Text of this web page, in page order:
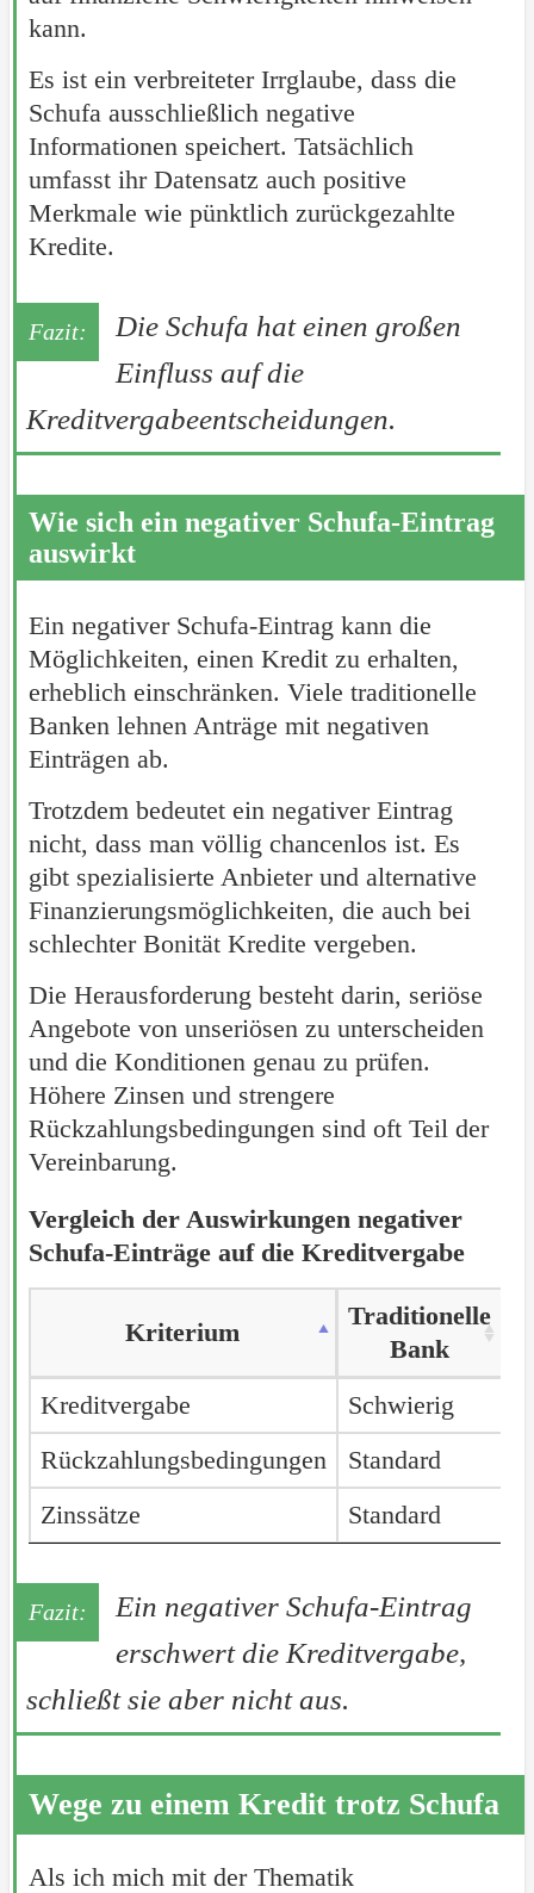
kann.
Es ist ein verbreiteter Irrglaube, dass die
Schufa ausschließlich negative
Informationen speichert. Tatsächlich
umfasst ihr Datensatz auch positive
Merkmale wie pünktlich zurückgezahlte
Kredite.
Die Schufa hat einen großen
Einfluss auf die
Kreditvergabeentscheidungen.
Wie sich ein negativer Schufa-Eintrag
auswirkt
Ein negativer Schufa-Eintrag kann die
Möglichkeiten, einen Kredit zu erhalten,
erheblich einschränken. Viele traditionelle
Banken lehnen Anträge mit negativen
Einträgen ab.
Trotzdem bedeutet ein negativer Eintrag
nicht, dass man völlig chancenlos ist. Es
gibt spezialisierte Anbieter und alternative
Finanzierungsmöglichkeiten, die auch bei
schlechter Bonität Kredite vergeben.
Die Herausforderung besteht darin, seriöse
Angebote von unseriösen zu unterscheiden
und die Konditionen genau zu prüfen.
Höhere Zinsen und strengere
Rückzahlungsbedingungen sind oft Teil der
Vereinbarung.
Vergleich der Auswirkungen negativer
Schufa-Einträge auf die Kreditvergabe
Kriterium
Traditionelle
Bank
Kriterium
Traditionelle
Bank
Kreditvergabe Schwierig
Rückzahlungsbedingungen
Standard
Zinssätze
Standard
Kriterium
Kreditvergabe
Rückzahlungsbedingungen
Zinssätze
Ein negativer Schufa-Eintrag
erschwert die Kreditvergabe,
schließt sie aber nicht aus.
Wege zu einem Kredit trotz Schufa
Als ich mich mit der Thematik